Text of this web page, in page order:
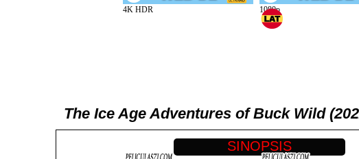
The Ice Age Adventures of Buck Wild